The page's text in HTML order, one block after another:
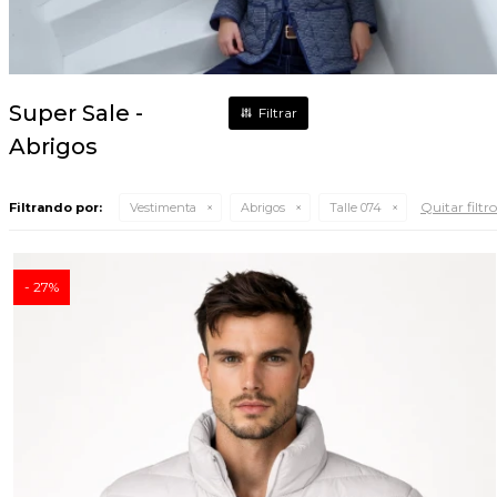
Super Sale -
Abrigos
Filtrando por: Vestimenta Abrigos Talle 074 Quitar
27